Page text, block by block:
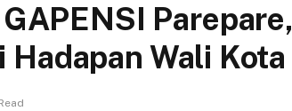
Parepare,
Wali Kota